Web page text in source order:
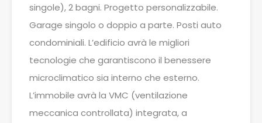
singole), 2 bagni. Progetto personalizzabile.
Garage singolo o doppio a parte. Posti auto
condominiali. L’edificio avrà le migliori
tecnologie che garantiscono il benessere
microclimatico sia interno che esterno.
L’immobile avrà la VMC (ventilazione
meccanica controllata) integrata, a